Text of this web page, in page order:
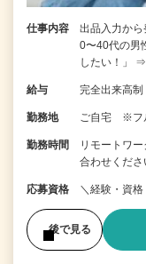
仕事内容
出品入力か
0〜40代の男
したい！」
給与 完全出来高制
勤務地 ご自宅 ※フ
勤務時間
リモートワ
合わせくだ
応募資格 ＼経験・資
後で見る